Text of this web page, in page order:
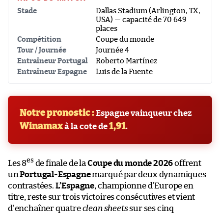
Stade
Dallas Stadium (Arlington, TX,
USA) — capacité de 70 649
places
Compétition
Coupe du monde
Tour / Journée
Journée 4
Entraîneur Portugal
Roberto Martínez
Entraîneur Espagne
Luis de la Fuente
Notre pronostic :Espagne vainqueur chez
Winamaxà la cote de1,91.
Les 8es de finale de la Coupe du monde 2026offrent
unPortugal-Espagnemarqué par deux dynamiques
contrastées. L’Espagne, championne d’Europe en
titre, reste sur trois victoires consécutives et vient
d’enchaîner quatreclean sheetssur ses cinq